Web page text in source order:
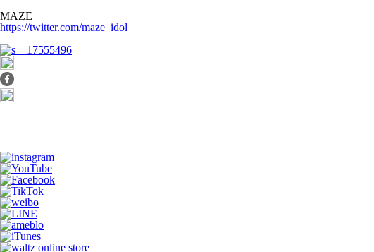
MAZE
https://twitter.com/maze_idol